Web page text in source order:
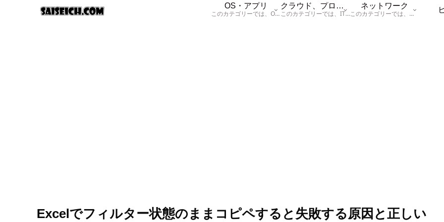
OS・アプリ
このカテゴリーでは、OSに関する情報を記載しています。
クラウド、プログラム
このカテゴリーでは、ITに関する基本的な情報として「ハードウェア、「サーバー」、「データベース、「ネットワーク」、「セキュリティ」、「プログラム」に関する情報を記載しています。
ネットワーク
このカテゴリーでは、「ネットワーク」に関する情報を記載しています。
Excelでフィルター状態のままコピペすると失敗する原因と正しい